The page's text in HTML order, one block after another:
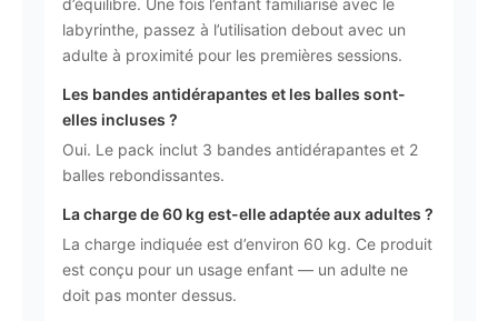
d’équilibre. Une fois l’enfant familiarisé avec le
labyrinthe, passez à l’utilisation debout avec un
adulte à proximité pour les premières sessions.
Les bandes antidérapantes et les balles sont-
elles incluses ?
Oui. Le pack inclut 3 bandes antidérapantes et 2
balles rebondissantes.
La charge de 60 kg est-elle adaptée aux adultes ?
La charge indiquée est d’environ 60 kg. Ce produit
est conçu pour un usage enfant — un adulte ne
doit pas monter dessus.